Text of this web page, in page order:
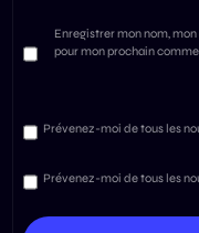
Enregistrer mon nom,
pour mon prochain
Prévenez-moi de tous les
Prévenez-moi de tous les